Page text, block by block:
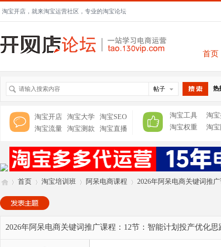
淘宝开店，就来淘宝运营社区，专业的淘宝论坛
首页
帖子 热
淘宝开店 淘宝大学
淘宝SEO
淘宝流量
淘宝测款 淘宝直播
淘宝工具
淘
淘宝权重
淘
开»
首页
›
淘宝培训班
›
阿呆电商课程
›
2026年阿呆电商关键词推
2026年阿呆电商关键词推广课程：12节：智能计划投产优化思